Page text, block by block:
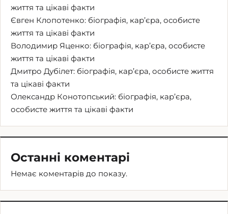
життя та цікаві факти
Євген Клопотенко: біографія, кар’єра, особисте
життя та цікаві факти
Володимир Яценко: біографія, кар’єра, особисте
життя та цікаві факти
Дмитро Дубілет: біографія, кар’єра, особисте життя
та цікаві факти
Олександр Конотопський: біографія, кар’єра,
особисте життя та цікаві факти
Останні коментарі
Немає коментарів до показу.